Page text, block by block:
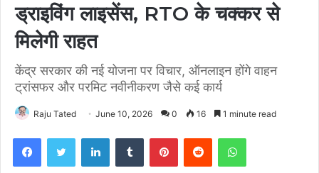
ड्राइविंग लाइसेंस, RTO के चक्कर से
मिलेगी राहत
केंद्र सरकार की नई योजना पर विचार, ऑनलाइन होंगे वाहन
ट्रांसफर और परमिट नवीनीकरण जैसे कई कार्य
Raju Tated June 10, 2026 0 16 1 minute read
FacebookTwitter LinkedInTumblr PinterestReddit WhatsApp